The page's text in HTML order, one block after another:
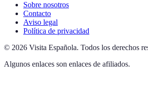
Sobre nosotros
Contacto
Aviso legal
Política de privacidad
© 2026 Visita Española. Todos los derechos
Algunos enlaces son enlaces de afiliados.